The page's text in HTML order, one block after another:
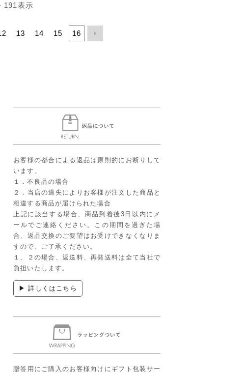
191 表示
13 14 15 16
お客様の都合による返品は原則的にお断りして
います。
１．不良品の場合
２．当店の過失によりお客様が注文した商品と
相違する商品が届けられた場合
上記に該当する場合、商品到着後3日以内にメ
ールでご連絡ください。この期間を過ぎた場
合、返品交換のご要望はお受けできなくなりま
すので、ご了承ください。
１、２の場合、返送料、再発送料は全て当社で
負担いたします。
▶ 詳しくはこちら
贈答用にご購入のお客様向けにギフト包装サー